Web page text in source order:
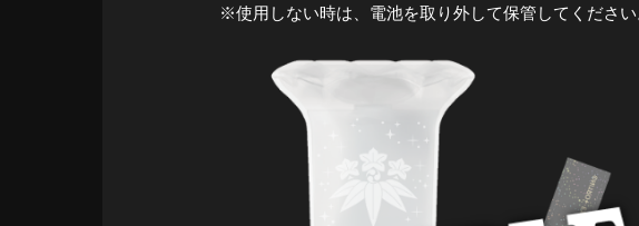
※使用しない時は、電池を取り外して保管してください